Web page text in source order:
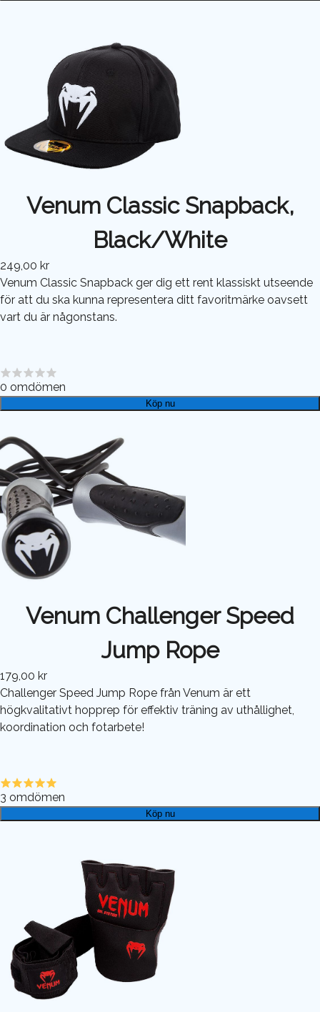
Venum Classic Snapback,
Black/White
249,00 kr
Venum Classic Snapback ger dig ett rent klassiskt utseende
för att du ska kunna representera ditt favoritmärke oavsett
vart du är någonstans.
0 omdömen
Köp nu
Venum Challenger Speed
Jump Rope
179,00 kr
Challenger Speed Jump Rope från Venum är ett
högkvalitativt hopprep för effektiv träning av uthållighet,
koordination och fotarbete!
3 omdömen
Köp nu